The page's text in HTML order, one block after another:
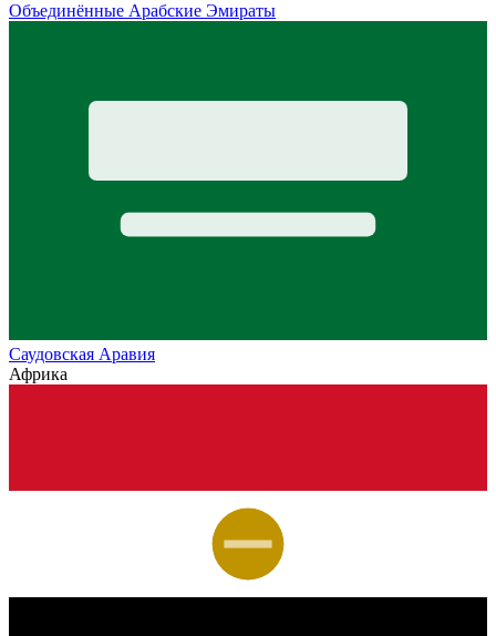
Объединённые Арабские Эмираты
Саудовская Аравия
Африка